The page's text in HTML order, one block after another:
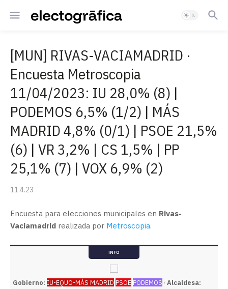
[MUN] RIVAS-VACIAMADRID ·
Encuesta Metroscopia
11/04/2023: IU 28,0% (8) |
PODEMOS 6,5% (1/2) | MÁS
MADRID 4,8% (0/1) | PSOE 21,5%
(6) | VR 3,2% | CS 1,5% | PP
25,1% (7) | VOX 6,9% (2)
11.4.23
Encuesta para elecciones municipales en Rivas-
Vaciamadrid realizada por Metroscopia.
INFO
Gobierno: IU-EQUO-MÁS MADRID PSOE PODEMOS · Alcaldesa: